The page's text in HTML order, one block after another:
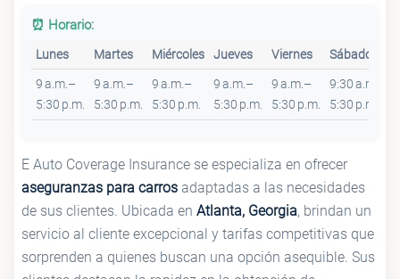
⏰ Horario:
Lunes Martes Miércoles Jueves Viernes Sábado
9 a.m.–
5:30 p.m.
9 a.m.–
5:30 p.m.
9 a.m.–
5:30 p.m.
9 a.m.–
5:30 p.m.
9 a.m.–
5:30 p.m.
9:30 a.m.–
5:30 p.m.
E Auto Coverage Insurance se especializa en ofrecer
aseguranzas para carros adaptadas a las necesidades
de sus clientes. Ubicada en Atlanta, Georgia, brindan un
servicio al cliente excepcional y tarifas competitivas que
sorprenden a quienes buscan una opción asequible. Sus